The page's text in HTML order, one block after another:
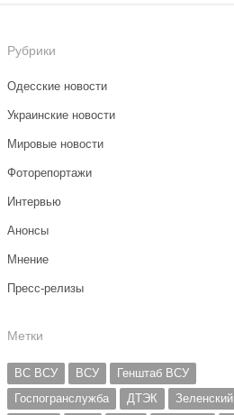
Рубрики
Одесские новости
Украинские новости
Мировые новости
Фоторепортажи
Интервью
Анонсы
Мнение
Пресс-релизы
Метки
ВС ВСУ ВСУ
Генштаб ВСУ
Госпогранслужба
ДТЭК Зеленский